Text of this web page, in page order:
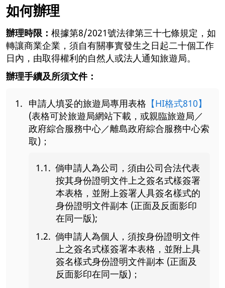
如何辦理
辦理時限： 根據第8/2021號法律第三十七條規定，如
轉讓商業企業，須自有關事實發生之日起二十個工作
日內，由取得權利的自然人或法人通知旅遊局。
辦理手續及所須文件：
申請人填妥的旅遊局專用表格 【HI格式810】
(表格可於旅遊局網站下載，或親臨旅遊局／
政府綜合服務中心／離島政府綜合服務中心索
取)；
倘申請人為公司，須由公司合法代表
按其身份證明文件上之簽名式樣簽署
本表格，並附上簽署人具簽名樣式的
身份證明文件副本 (正面及反面影印
在同一版);
倘申請人為個人，須按身份證明文件
上之簽名式樣簽署本表格，並附上具
簽名樣式身份證明文件副本 (正面及
反面影印在同一版)；